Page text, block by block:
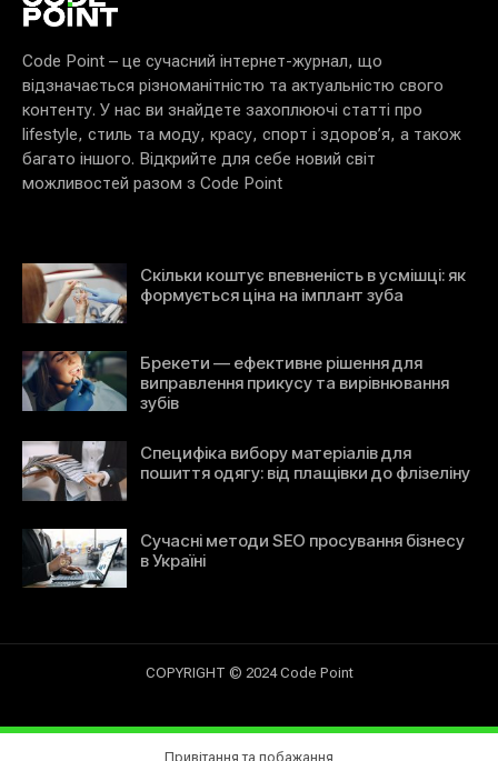
Code Point – це сучасний інтернет-журнал, що
відзначається різноманітністю та актуальністю свого
контенту. У нас ви знайдете захоплюючі статті про
lifestyle, стиль та моду, красу, спорт і здоров’я, а також
багато іншого. Відкрийте для себе новий світ
можливостей разом з Code Point
Скільки коштує впевненість в усмішці: як
формується ціна на імплант зуба
Брекети — ефективне рішення для
виправлення прикусу та вирівнювання
зубів
Специфіка вибору матеріалів для
пошиття одягу: від плащівки до флізеліну
Сучасні методи SEO просування бізнесу
в Україні
COPYRIGHT © 2024 Code Point
Привітання та побажання